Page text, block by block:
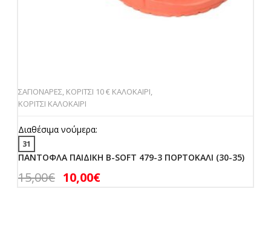
ΣΑΓΙΟΝΑΡΕΣ, ΚΟΡΙΤΣΙ 10 € ΚΑΛΟΚΑΙΡΙ,
ΚΟΡΙΤΣΙ ΚΑΛΟΚΑΙΡΙ
Διαθέσιμα νούμερα:
31
ΠΑΝΤΟΦΛΑ ΠΑΙΔΙΚΗ B-SOFT 479-3 ΠΟΡΤΟΚΑΛΙ (30-35)
15,00€ 10,00€